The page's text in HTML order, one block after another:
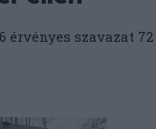
érvényes szavazat 72